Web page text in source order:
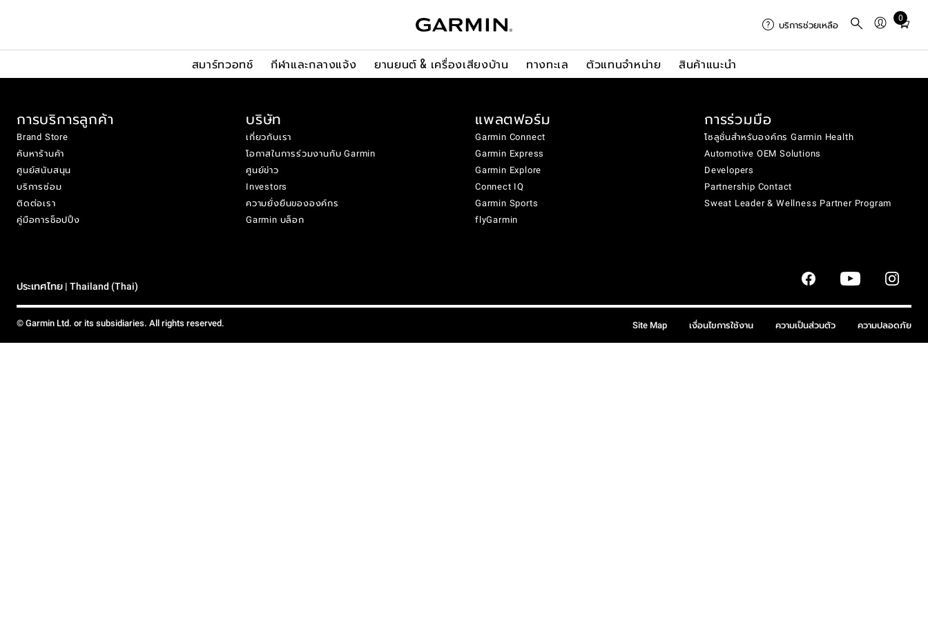
สมาร์ทวอทช์ กีฬาและกลางแจ้ง ยานยนต์ & เครื่องเสียงบ้าน ทางทะเล ตัวแทนจำหน่าย สินค้าแนะนำ
บริการช่วยเหลือ
0
Total
cart:
การบริการลูกค้า
Brand Store
ค้นหาร้านค้า
ศูนย์สนับสนุน
บริการซ่อม
ติดต่อเรา
คู่มือการช็อปปิ้ง
บริษัท
เกี่ยวกับเรา
โอกาสในการร่วมงานกับ Garmin
ศูนย์ข่าว
Investors
ความยั่งยืนขององค์กร
Garmin บล็อก
แพลตฟอร์ม
Garmin Connect
Garmin Express
Garmin Explore
Connect IQ
Garmin Sports
flyGarmin
การร่วมมือ
โซลูชั่นสำหรับองค์กร Garmin Health
Automotive OEM Solutions
Developers
Partnership Contact
Sweat Leader & Wellness Partner Program
ประเทศไทย | Thailand (Thai)
© Garmin Ltd. or its subsidiaries. All rights reserved. Site Map เงื่อนไขการใช้งาน ความเป็นส่วนตัว ความปลอดภัย